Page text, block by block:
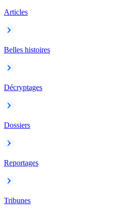
Articles
Belles histoires
Décryptages
Dossiers
Reportages
Tribunes